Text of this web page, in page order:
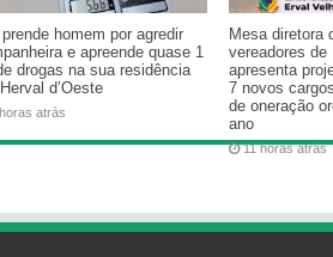
homem por agredir
e apreende quase 1
drogas na sua residência
d’Oeste
atrás
Mesa diretora
vereadores de
apresenta
7 novos
de oneração
ano
11 horas atrás